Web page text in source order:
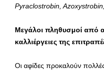
Pyraclostrobin,Azoxystrobin,
Μεγάλοι πληθυσμοί από
καλλιέργειες της
Oι αφίδες προκαλούν πολλές